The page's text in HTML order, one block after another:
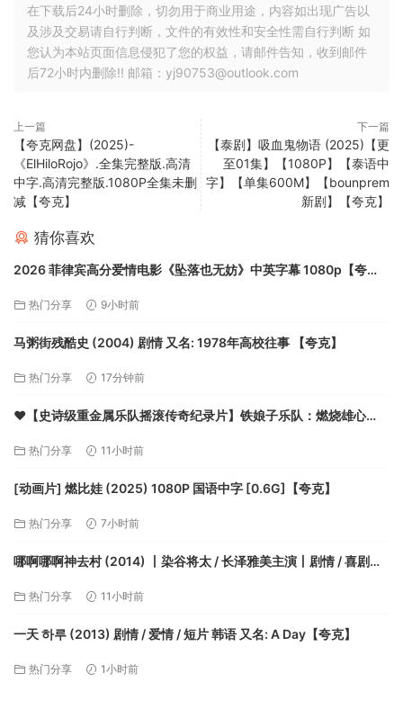
在下载后24小时删除，切勿用于商业用途，内容如出现广告以
及涉及交易请自行判断，文件的有效性和安全性需自行判断 如
您认为本站页面信息侵犯了您的权益，请邮件告知，收到邮件
后72小时内删除!! 邮箱：yj90753@outlook.com
上一篇
【夸克网盘】(2025)-
《ElHiloRojo》.全集完整版.高清
中字.高清完整版.1080P全集未删
减【夸克】
下一篇
【泰剧】吸血鬼物语 (2025)【更
至01集】【1080P】【泰语中
字】【单集600M】【bounprem
新剧】【夸克】
猜你喜欢
2026 菲律宾高分爱情电影《坠落也无妨》中英字幕 1080p【夸
热门分享 9小时前
马粥街残酷史 (2004) 剧情 又名: 1978年高校往事 【夸克】
热门分享 17分钟前
❤️【史诗级重金属乐队摇滚传奇纪录片】铁娘子乐队：燃烧雄心
热门分享 11小时前
[动画片] 燃比娃 (2025) 1080P 国语中字 [0.6G]【夸克】
热门分享 7小时前
哪啊哪啊神去村 (2014) 丨染谷将太 / 长泽雅美主演丨剧情 / 喜剧丨
热门分享 11小时前
一天 하루 (2013) 剧情 / 爱情 / 短片 韩语 又名: A Day【夸克】
热门分享 1小时前